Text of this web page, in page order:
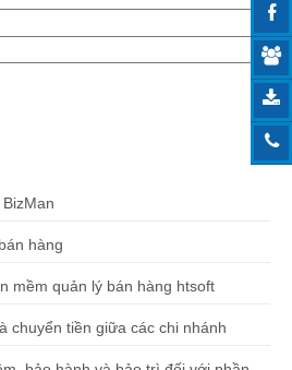
hàng
mềm quản lý bán hàng htsoft
chuyển tiền giữa các chi nhánh